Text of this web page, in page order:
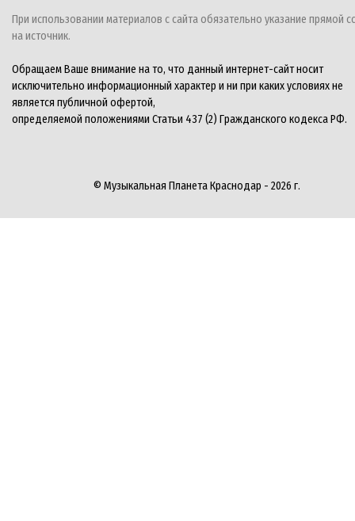
При использовании материалов с сайта обязательно указание прямой
на источник.
Обращаем Ваше внимание на то, что данный интернет-сайт носит
исключительно информационный характер и ни при каких условиях не
является публичной офертой,
определяемой положениями Статьи 437 (2) Гражданского кодекса РФ.
© Музыкальная Планета Краснодар - 2026 г.